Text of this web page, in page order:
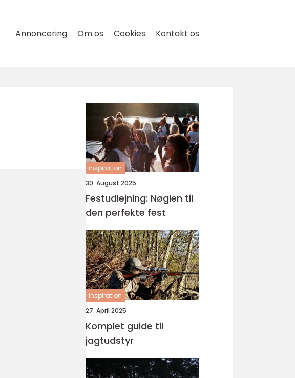
Annoncering Om os Cookies Kontakt os
inspiration
30. August 2025
Festudlejning: Nøglen til
den perfekte fest
inspiration
27. April 2025
Komplet guide til
jagtudstyr